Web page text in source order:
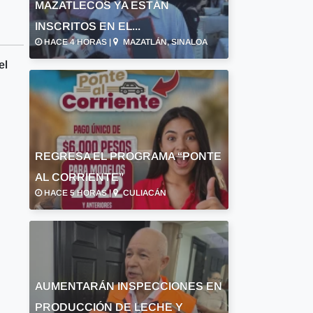
MAZATLECOS YA ESTÁN
INSCRITOS EN EL...
HACE 4 HORAS | MAZATLÁN, SINALOA
REGRESA EL PROGRAMA “PONTE
AL CORRIENTE”
HACE 5 HORAS | CULIACÁN
AUMENTARÁN INSPECCIONES EN
PRODUCCIÓN DE LECHE Y